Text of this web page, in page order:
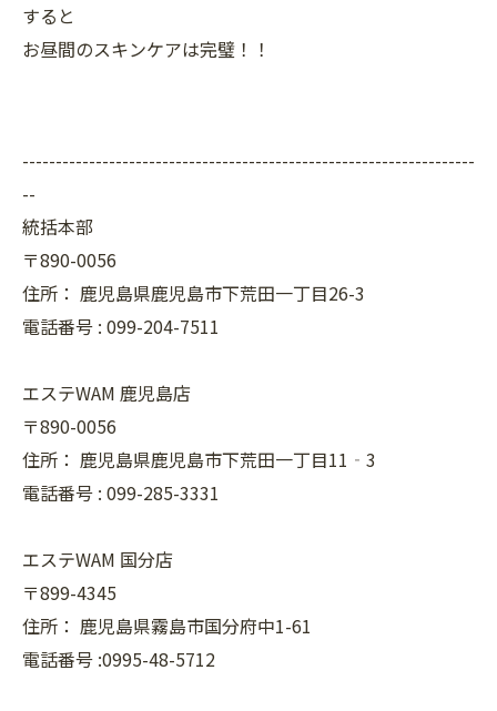
すると
お昼間のスキンケアは完璧！！
--------------------------------------------------------------------
--
統括本部
〒890-0056
住所： 鹿児島県鹿児島市下荒田一丁目26-3
電話番号 : 099-204-7511
エステWAM 鹿児島店
〒890-0056
住所： 鹿児島県鹿児島市下荒田一丁目11‐3
電話番号 : 099-285-3331
エステWAM 国分店
〒899-4345
住所： 鹿児島県霧島市国分府中1-61
電話番号 :0995-48-5712